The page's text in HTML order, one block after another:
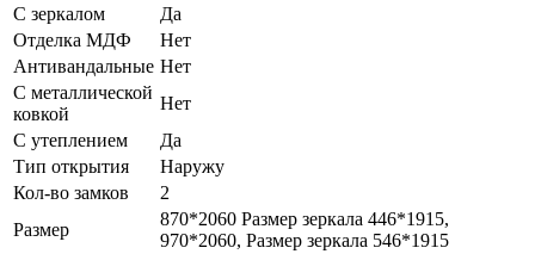
С зеркалом
Да
Отделка МДФ
Нет
Антивандальные Нет
С металлической
ковкой
Нет
С утеплением
Да
Тип открытия
Наружу
Кол-во замков
2
Размер
870*2060 Размер зеркала 446*1915,
970*2060, Размер зеркала 546*1915